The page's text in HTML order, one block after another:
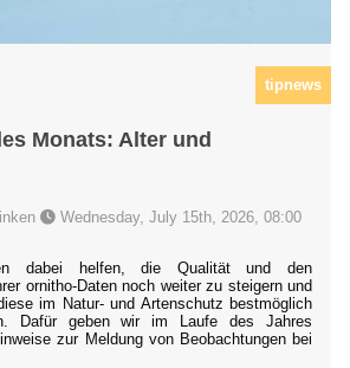
tipnews
Monats: Alter und
Wednesday, July 15th, 2026, 08:00
dabei helfen, die Qualität und den
ornitho-Daten noch weiter zu steigern und
im Natur- und Artenschutz bestmöglich
Dafür geben wir im Laufe des Jahres
zur Meldung von Beobachtungen bei